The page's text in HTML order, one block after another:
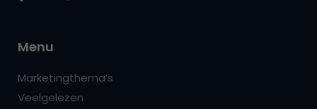
Menu
Marketingthema’s
Veelgelezen